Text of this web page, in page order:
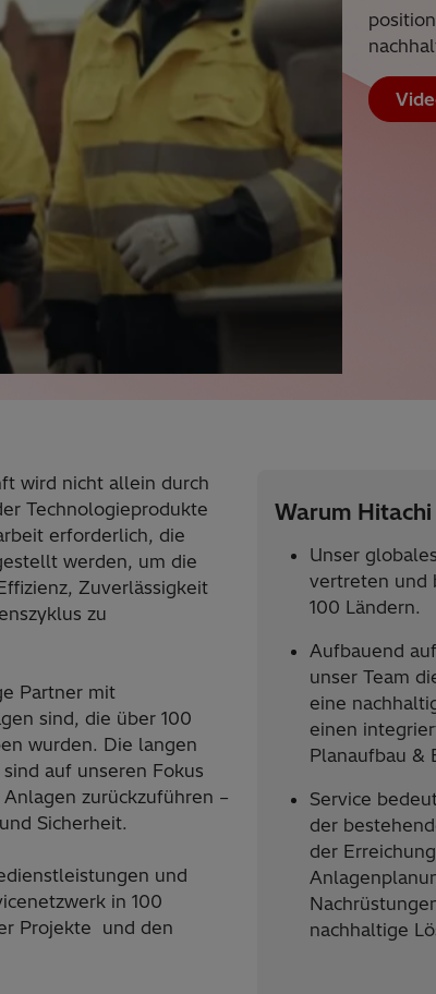
wird nicht allein durch
Technologieprodukte
erforderlich, die
werden, um die
Zuverlässigkeit
zu
Partner mit
sind, die über 100
wurden. Die langen
auf unseren Fokus
zurückzuführen –
Sicherheit.
und
in 100
Projekte und den
Warum
Unser
vertreten und
100 Ländern.
Aufbauend
unser Team
eine
einen
Planaufbau &
Service
der
der
nachhaltige